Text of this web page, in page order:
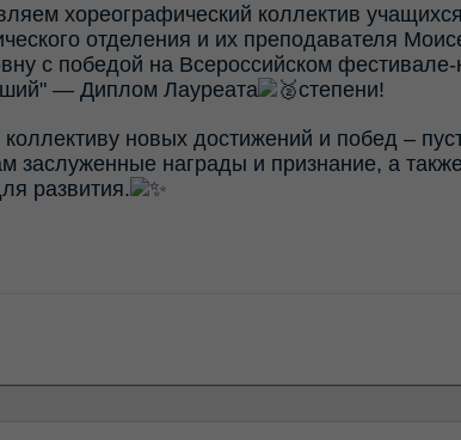
хореографический коллектив
отделения и их преподавателя
с победой на Всероссийском фестивале-
— Диплом Лауреата
степени!
новых достижений и побед –
заслуженные награды и признание, а
развития.